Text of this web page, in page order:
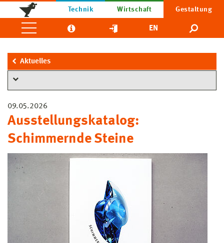
Technik Wirtschaft Gestaltung
EN
Aktuelles
09.05.2026
Ausstellungskatalog:
Schimmernde Steine